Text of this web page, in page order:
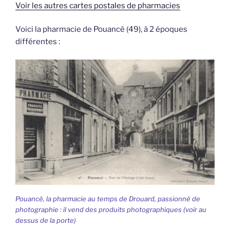
Voir les autres cartes postales de pharmacies
Voici la pharmacie de Pouancé (49), à 2 époques
différentes :
Pouancé, la pharmacie au temps de Drouard, passionné de
photographie : il vend des produits photographiques (voir au
dessus de la porte)